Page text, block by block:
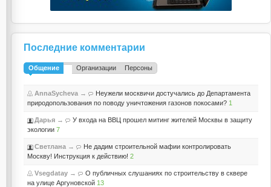
Последние комментарии
Общение Организации Персоны
AnnaSycheva→
Неужели москвичи достучались до Департамента
природопользования по поводу уничтожения газонов покосами? 1
Дарья→
У входа на ВВЦ прошел митинг жителей Москвы в защиту
экологии 7
Светлана→
Не дадим строительной мафии контролировать
Москву! Инструкция к действию! 2
Vsegdatay→
О публичных слушаниях по строительству в сквере
на улице Аргуновской 13